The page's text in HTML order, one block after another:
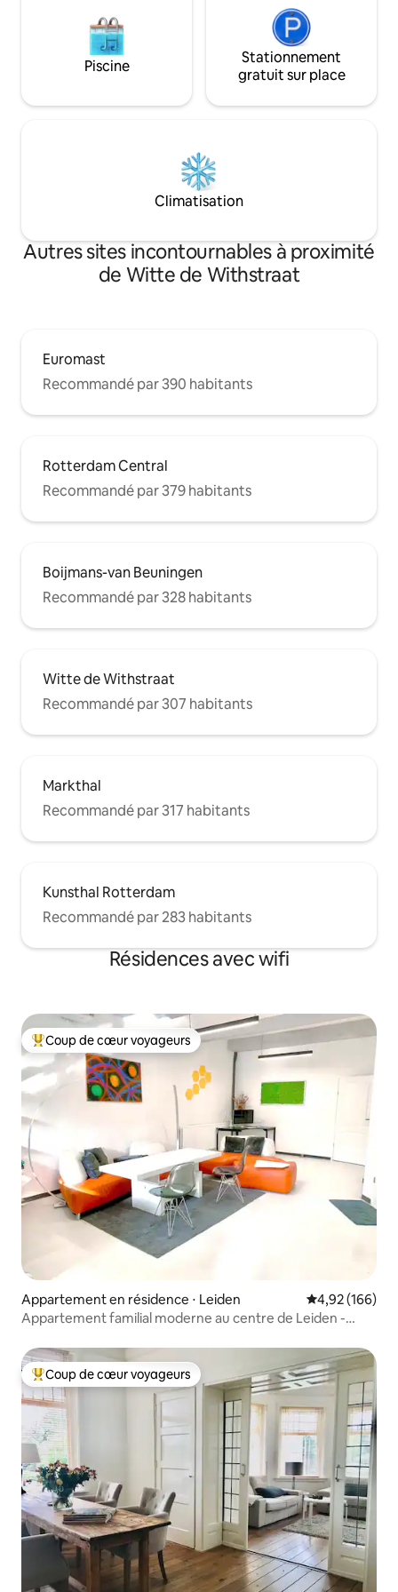
Piscine
Stationnement
gratuit sur place
Climatisation
Autres sites incontournables à proximité
de Witte de Withstraat
Euromast
Recommandé par 390 habitants
Rotterdam Central
Recommandé par 379 habitants
Boijmans-van Beuningen
Recommandé par 328 habitants
Witte de Withstraat
Recommandé par 307 habitants
Markthal
Recommandé par 317 habitants
Kunsthal Rotterdam
Recommandé par 283 habitants
Résidences avec wifi
Coups de cœur voyageurs les plus appréciés
Coup de cœur voyageurs
Appartement en résidence ⋅ Leiden Évaluation
4,92 (166)
Appartement familial moderne au centre de Leiden -
Coups de cœur voyageurs les plus appréciés
Coup de cœur voyageurs